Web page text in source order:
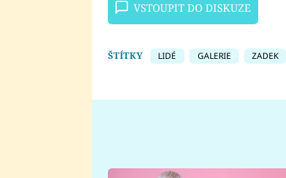
VSTOUPIT DO DISKUZE
ŠTÍTKY LIDÉ GALERIE ZADEK